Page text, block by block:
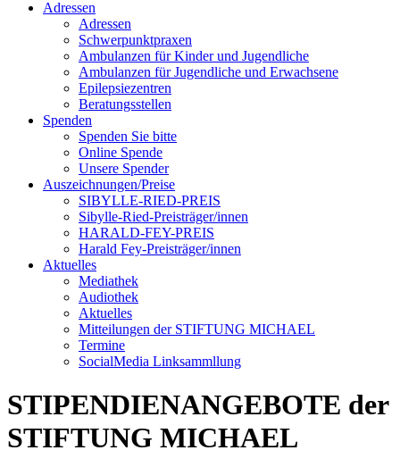
Adressen
Adressen
Schwerpunktpraxen
Ambulanzen für Kinder und Jugendliche
Ambulanzen für Jugendliche und Erwachsene
Epilepsiezentren
Beratungsstellen
Spenden
Spenden Sie bitte
Online Spende
Unsere Spender
Auszeichnungen/Preise
SIBYLLE-RIED-PREIS
Sibylle-Ried-Preisträger/innen
HARALD-FEY-PREIS
Harald Fey-Preisträger/innen
Aktuelles
Mediathek
Audiothek
Aktuelles
Mitteilungen der STIFTUNG MICHAEL
Termine
SocialMedia Linksammllung
STIPENDIENANGEBOTE der
STIFTUNG MICHAEL